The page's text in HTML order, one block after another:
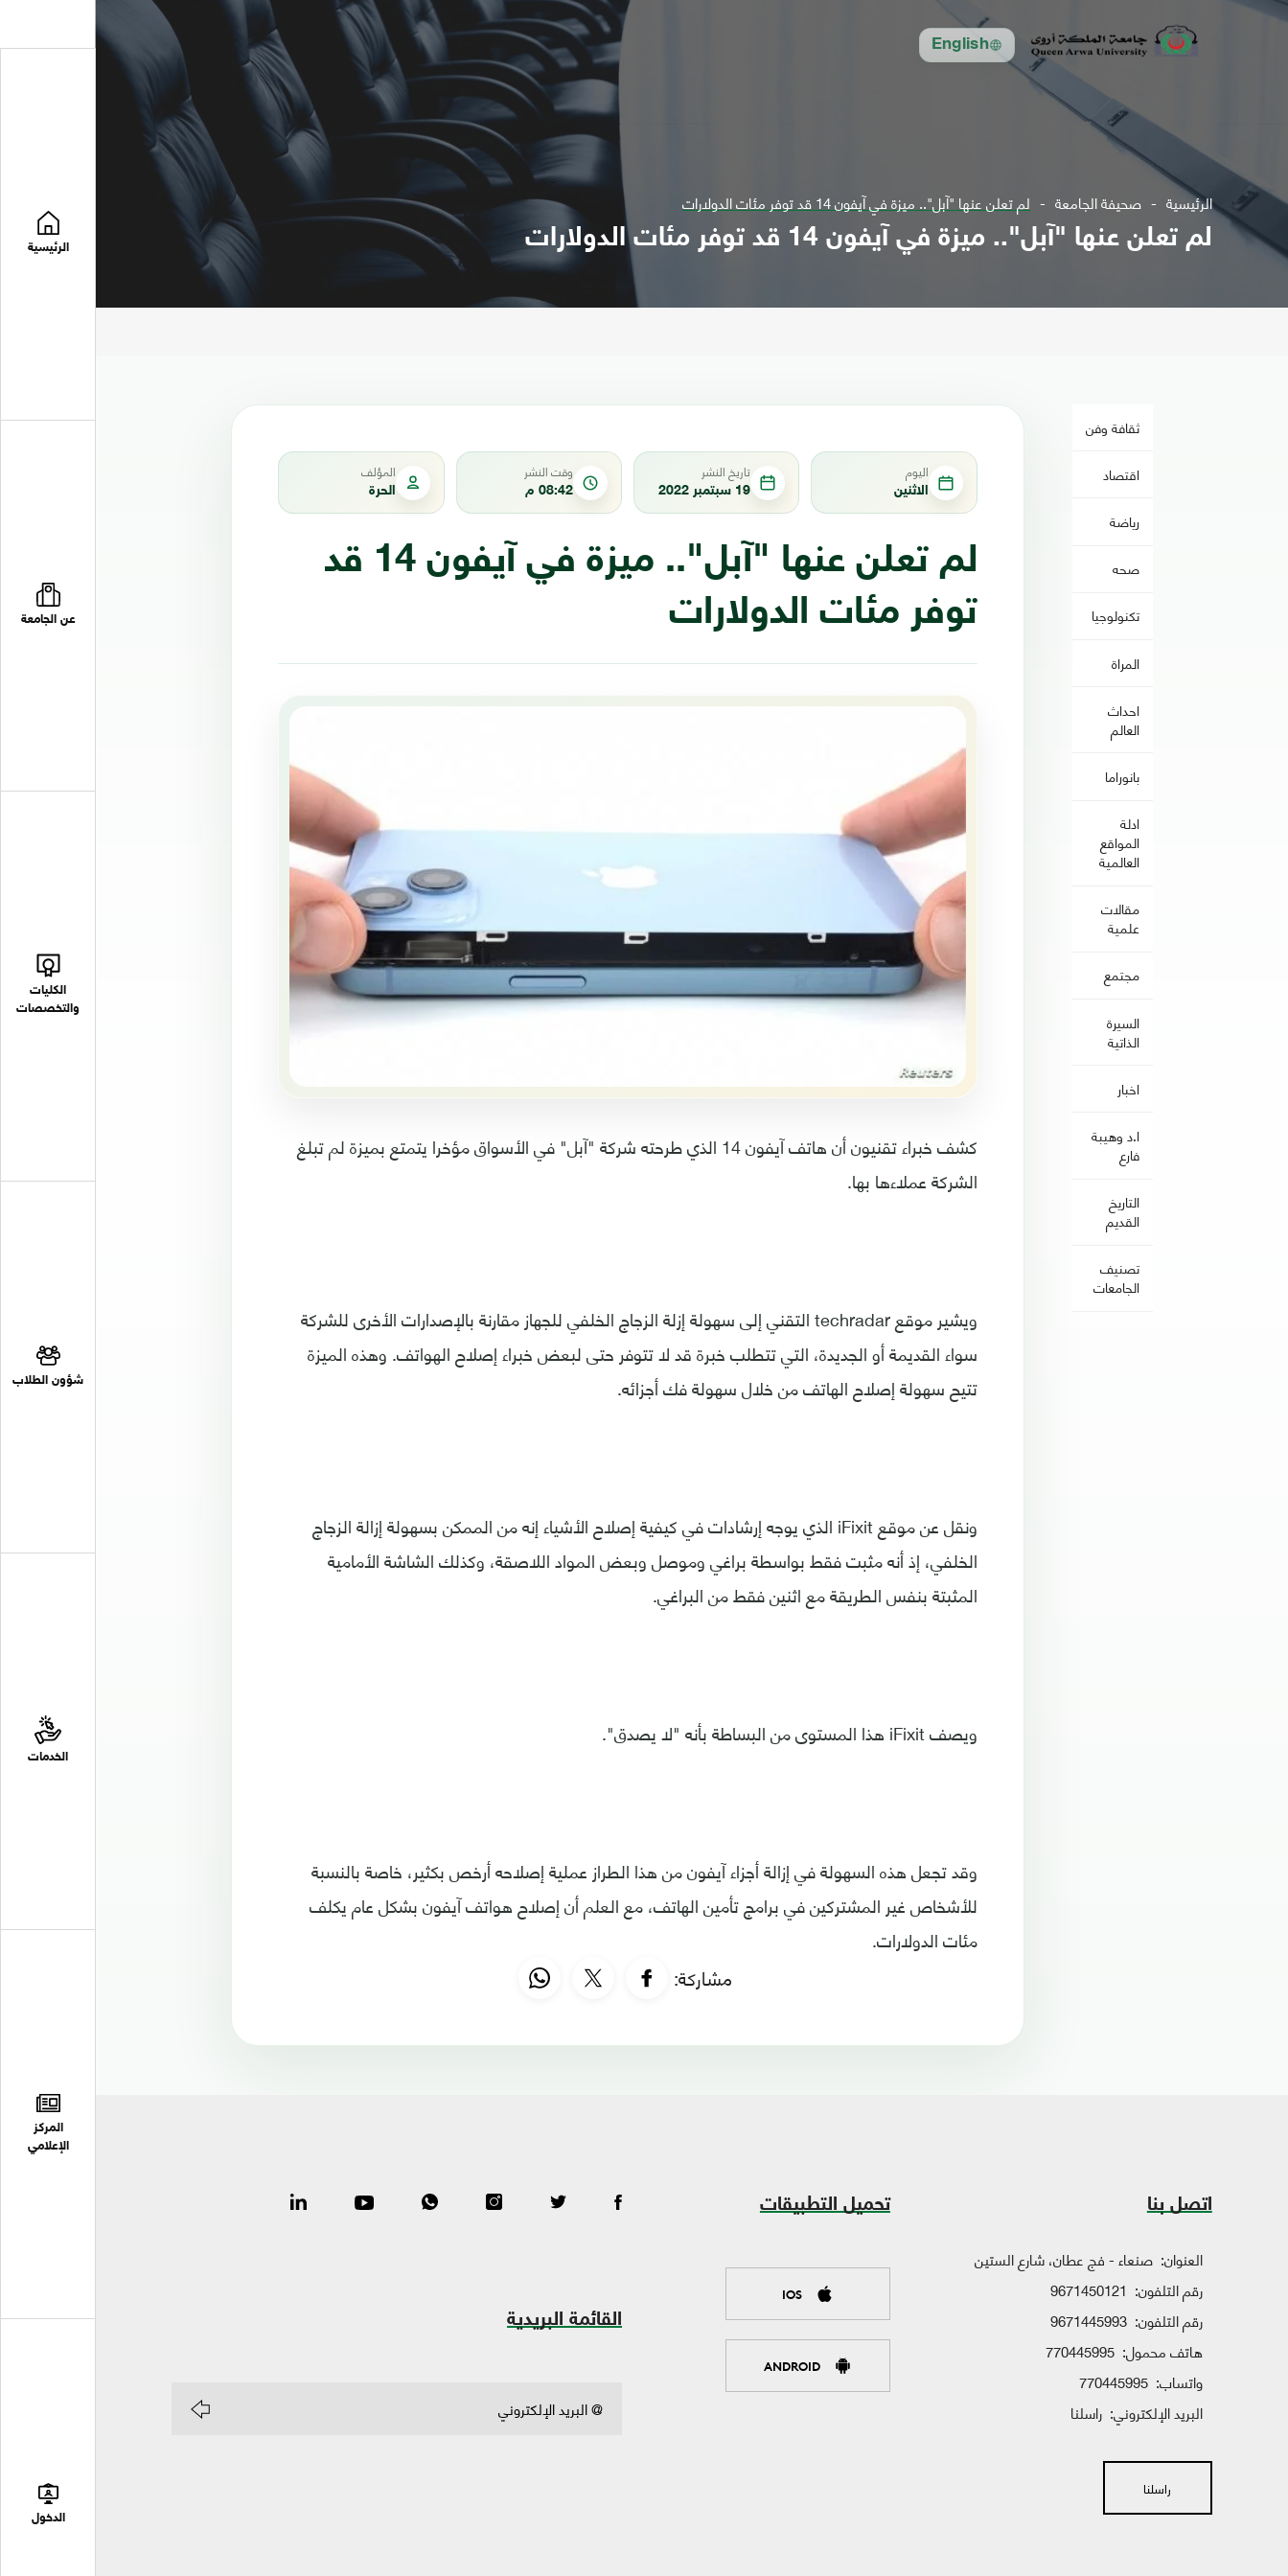
English
الرئيسية
عن الجامعة
الكليات
والتخصصات
شؤون الطلاب
الخدمات
المركز
الإعلامي
الدخول
الرئيسية صحيفة الجامعة لم تعلن عنها "آبل".. ميزة في آيفون 14 قد توفر مئات الدولارات
لم تعلن عنها "آبل".. ميزة في آيفون 14 قد توفر مئات الدولارات
ثقافة وفن
اقتصاد
رياضة
صحه
تكنولوجيا
المراة
احداث
العالم
بانوراما
ادلة
المواقع
العالمية
مقالات
علمية
مجتمع
السيرة
الذاتية
اخبار
ا.د وهيبة
فارع
التاريخ
القديم
تصنيف
الجامعات
اليوم
الاثنين
تاريخ النشر
19 سبتمبر 2022
وقت النشر
08:42 م
المؤلف
الحرة
لم تعلن عنها "آبل".. ميزة في آيفون 14 قد
توفر مئات الدولارات
كشف خبراء تقنيون أن هاتف آيفون 14 الذي طرحته شركة "آبل" في الأسواق مؤخرا يتمتع بميزة لم تبلغ
الشركة عملاءها بها.
ويشير موقع techradar التقني إلى سهولة إزلة الزجاج الخلفي للجهاز مقارنة بالإصدارات الأخرى للشركة
سواء القديمة أو الجديدة، التي تتطلب خبرة قد لا تتوفر حتى لبعض خبراء إصلاح الهواتف. وهذه الميزة
تتيح سهولة إصلاح الهاتف من خلال سهولة فك أجزائه.
ونقل عن موقع iFixit الذي يوجه إرشادات في كيفية إصلاح الأشياء إنه من الممكن بسهولة إزالة الزجاج
الخلفي، إذ أنه مثبت فقط بواسطة براغي وموصل وبعض المواد اللاصقة، وكذلك الشاشة الأمامية
المثبتة بنفس الطريقة مع اثنين فقط من البراغي.
ويصف iFixit هذا المستوى من البساطة بأنه "لا يصدق".
وقد تجعل هذه السهولة في إزالة أجزاء آيفون من هذا الطراز عملية إصلاحه أرخص بكثير، خاصة بالنسبة
للأشخاص غير المشتركين في برامج تأمين الهاتف، مع العلم أن إصلاح هواتف آيفون بشكل عام يكلف
مئات الدولارات.
مشاركة:
اتصل بنا
العنوان: صنعاء - فج عطان، شارع الستين
رقم التلفون: 9671450121
رقم التلفون: 9671445993
هاتف محمول: 770445995
واتساب: 770445995
البريد الإلكتروني: راسلنا
راسلنا
تحميل التطبيقات
IOS
ANDROID
القائمة البريدية